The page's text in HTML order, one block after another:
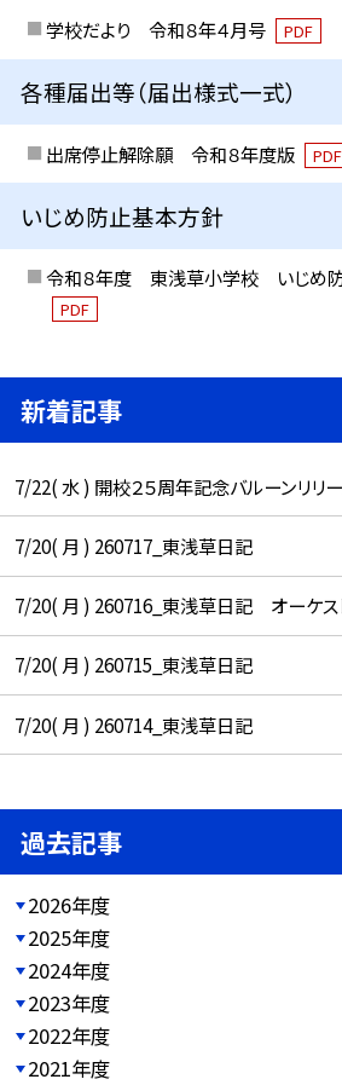
学校だより 令和８年４月号 PDF
各種届出等（届出様式一式）
出席停止解除願 令和８年度版 PDF
いじめ防止基本方針
令和８年度 東浅草小学校 いじめ
PDF
新着記事
7/22( 水 ) 開校２５周年記念バルーンリリ
7/20( 月 ) 260717_東浅草日記
7/20( 月 ) 260716_東浅草日記 オーケス
7/20( 月 ) 260715_東浅草日記
7/20( 月 ) 260714_東浅草日記
過去記事
2026年度
2025年度
2024年度
2023年度
2022年度
2021年度